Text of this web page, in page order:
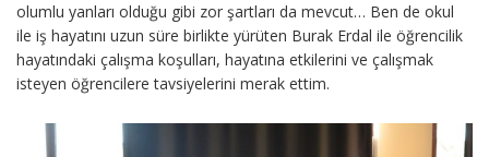
olumlu yanları olduğu gibi zor şartları da mevcut… Ben de okul
ile iş hayatını uzun süre birlikte yürüten Burak Erdal ile öğrencilik
hayatındaki çalışma koşulları, hayatına etkilerini ve çalışmak
isteyen öğrencilere tavsiyelerini merak ettim.